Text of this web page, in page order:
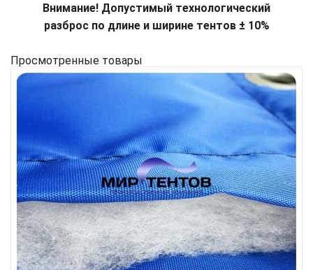
Внимание! Допустимый технологический
разброс по длине и ширине тентов ± 10%
Просмотренные товары